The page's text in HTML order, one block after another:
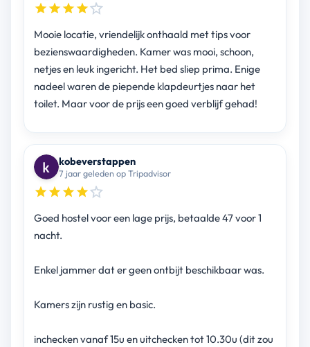
Mooie locatie, vriendelijk onthaald met tips voor
bezienswaardigheden. Kamer was mooi, schoon,
netjes en leuk ingericht. Het bed sliep prima. Enige
nadeel waren de piepende klapdeurtjes naar het
toilet. Maar voor de prijs een goed verblijf gehad!
kobeverstappen
7 jaar geleden op Tripadvisor
Goed hostel voor een lage prijs, betaalde 47 voor 1
nacht.
Enkel jammer dat er geen ontbijt beschikbaar was.
Kamers zijn rustig en basic.
inchecken vanaf 15u en uitchecken tot 10.30u (dit zou